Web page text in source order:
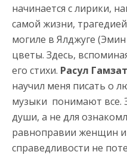
начинается с лирики,
самой жизни,
могиле в Ялджуге
цветы. Здесь,
его стихи. Расул
научил меня писать о
музыки понимают все.
души, а не для
равноправии женщин
справедливости не